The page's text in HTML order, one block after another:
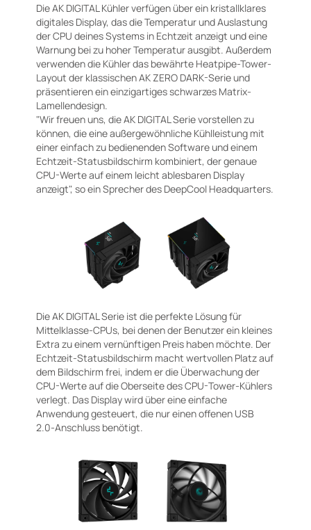
Die AK DIGITAL Kühler verfügen über ein kristallklares
digitales Display, das die Temperatur und Auslastung
der CPU deines Systems in Echtzeit anzeigt und eine
Warnung bei zu hoher Temperatur ausgibt. Außerdem
verwenden die Kühler das bewährte Heatpipe-Tower-
Layout der klassischen AK ZERO DARK-Serie und
präsentieren ein einzigartiges schwarzes Matrix-
Lamellendesign.
"Wir freuen uns, die AK DIGITAL Serie vorstellen zu
können, die eine außergewöhnliche Kühlleistung mit
einer einfach zu bedienenden Software und einem
Echtzeit-Statusbildschirm kombiniert, der genaue
CPU-Werte auf einem leicht ablesbaren Display
anzeigt", so ein Sprecher des DeepCool Headquarters.
Die AK DIGITAL Serie ist die perfekte Lösung für
Mittelklasse-CPUs, bei denen der Benutzer ein kleines
Extra zu einem vernünftigen Preis haben möchte. Der
Echtzeit-Statusbildschirm macht wertvollen Platz auf
dem Bildschirm frei, indem er die Überwachung der
CPU-Werte auf die Oberseite des CPU-Tower-Kühlers
verlegt. Das Display wird über eine einfache
Anwendung gesteuert, die nur einen offenen USB
2.0-Anschluss benötigt.